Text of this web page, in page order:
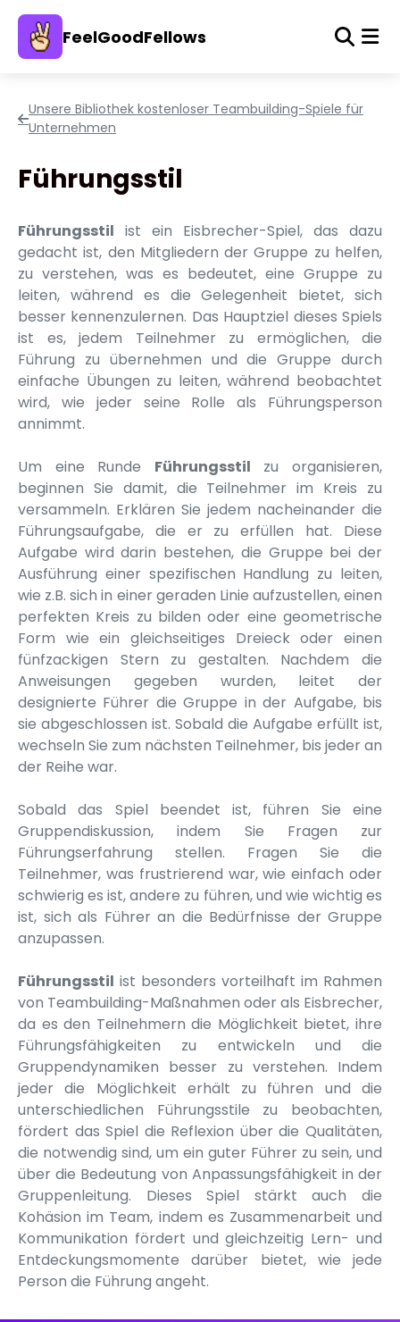
FeelGoodFellows
Unsere Bibliothek kostenloser Teambuilding-Spiele für
Unternehmen
Führungsstil
Führungsstil ist ein Eisbrecher-Spiel, das dazu
gedacht ist, den Mitgliedern der Gruppe zu helfen,
zu verstehen, was es bedeutet, eine Gruppe zu
leiten, während es die Gelegenheit bietet, sich
besser kennenzulernen. Das Hauptziel dieses Spiels
ist es, jedem Teilnehmer zu ermöglichen, die
Führung zu übernehmen und die Gruppe durch
einfache Übungen zu leiten, während beobachtet
wird, wie jeder seine Rolle als Führungsperson
annimmt.
Um eine Runde Führungsstil zu organisieren,
beginnen Sie damit, die Teilnehmer im Kreis zu
versammeln. Erklären Sie jedem nacheinander die
Führungsaufgabe, die er zu erfüllen hat. Diese
Aufgabe wird darin bestehen, die Gruppe bei der
Ausführung einer spezifischen Handlung zu leiten,
wie z.B. sich in einer geraden Linie aufzustellen, einen
perfekten Kreis zu bilden oder eine geometrische
Form wie ein gleichseitiges Dreieck oder einen
fünfzackigen Stern zu gestalten. Nachdem die
Anweisungen gegeben wurden, leitet der
designierte Führer die Gruppe in der Aufgabe, bis
sie abgeschlossen ist. Sobald die Aufgabe erfüllt ist,
wechseln Sie zum nächsten Teilnehmer, bis jeder an
der Reihe war.
Sobald das Spiel beendet ist, führen Sie eine
Gruppendiskussion, indem Sie Fragen zur
Führungserfahrung stellen. Fragen Sie die
Teilnehmer, was frustrierend war, wie einfach oder
schwierig es ist, andere zu führen, und wie wichtig es
ist, sich als Führer an die Bedürfnisse der Gruppe
anzupassen.
Führungsstil ist besonders vorteilhaft im Rahmen
von Teambuilding-Maßnahmen oder als Eisbrecher,
da es den Teilnehmern die Möglichkeit bietet, ihre
Führungsfähigkeiten zu entwickeln und die
Gruppendynamiken besser zu verstehen. Indem
jeder die Möglichkeit erhält zu führen und die
unterschiedlichen Führungsstile zu beobachten,
fördert das Spiel die Reflexion über die Qualitäten,
die notwendig sind, um ein guter Führer zu sein, und
über die Bedeutung von Anpassungsfähigkeit in der
Gruppenleitung. Dieses Spiel stärkt auch die
Kohäsion im Team, indem es Zusammenarbeit und
Kommunikation fördert und gleichzeitig Lern- und
Entdeckungsmomente darüber bietet, wie jede
Person die Führung angeht.